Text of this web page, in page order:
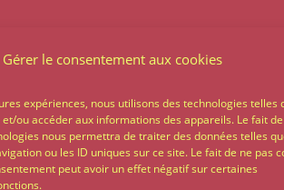
Gérer le consentement aux cookies
expériences, nous utilisons des technologies telles
ou accéder aux informations des appareils. Le fait de
nous permettra de traiter des données telles
ou les ID uniques sur ce site. Le fait de ne pas
peut avoir un effet négatif sur certaines